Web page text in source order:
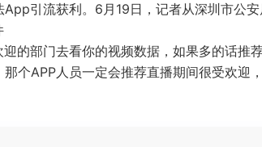
引流获利。6月19日，记者从深圳市公
的部门去看你的视频数据，如果多的话推
个APP人员一定会推荐直播期间很受欢迎